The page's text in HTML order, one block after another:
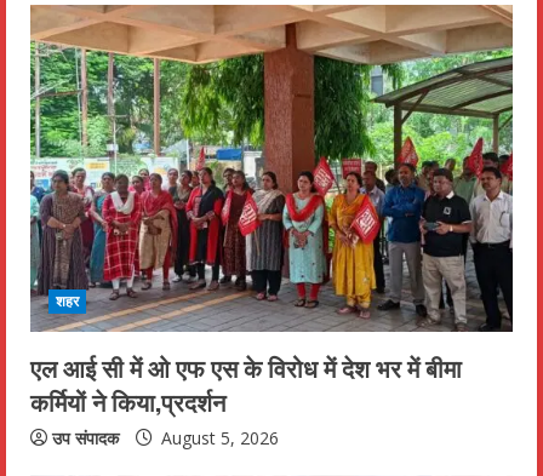
u
e
R
e
a
d
i
n
g
शहर
एल आई सी में ओ एफ एस के विरोध में देश भर में बीमा
कर्मियों ने किया,प्रदर्शन
उप संपादक August 5, 2026